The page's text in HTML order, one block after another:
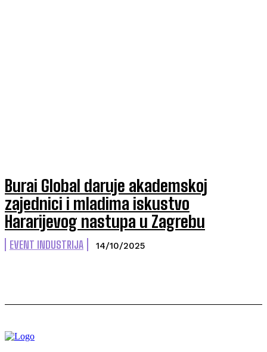
Burai Global daruje akademskoj
zajednici i mladima iskustvo
Hararijevog nastupa u Zagrebu
EVENT INDUSTRIJA 14/10/2025